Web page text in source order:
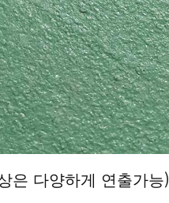
은 다양하게 연출가능)